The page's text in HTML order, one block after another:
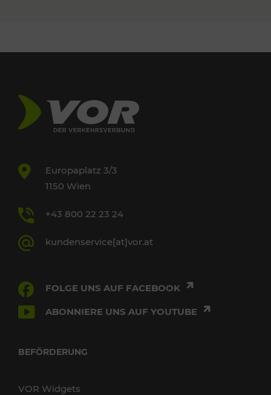
Europaplatz 3/3
1150 Wien
+43 800 22 23 24
kundenservice[at]vor.at
FOLGE UNS AUF FACEBOOK
ABONNIERE UNS AUF YOUTUBE
BEFÖRDERUNG
VOR Widgets